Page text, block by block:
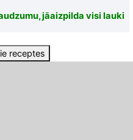
jāaizpilda visi lauki
receptes